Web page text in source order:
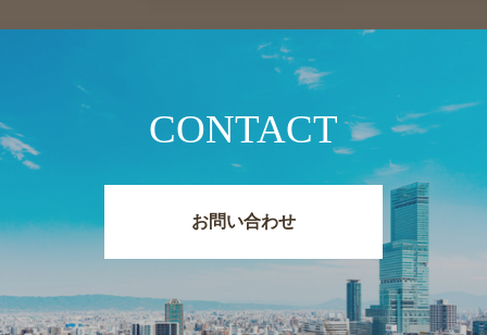
CONTACT
お問い合わせ